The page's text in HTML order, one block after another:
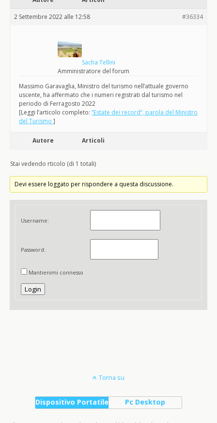
2 Settembre 2022 alle 12:58 #36334
Sacha Tellini
Amministratore del forum
Massimo Garavaglia, Ministro del turismo nell’attuale governo
uscente, ha affermato che i numeri registrati dal turismo nel
periodo di Ferragosto 2022
[Leggi l’articolo completo: “Estate dei record”, parola del Ministro
del Turismo ]
Autore Articoli
Stai vedendo rticolo (di 1 totali)
Devi essere loggato per rispondere a questa discussione.
Username:
Password:
Mantienimi connesso
Login
Torna su
Dispositivo Portatile Pc Desktop